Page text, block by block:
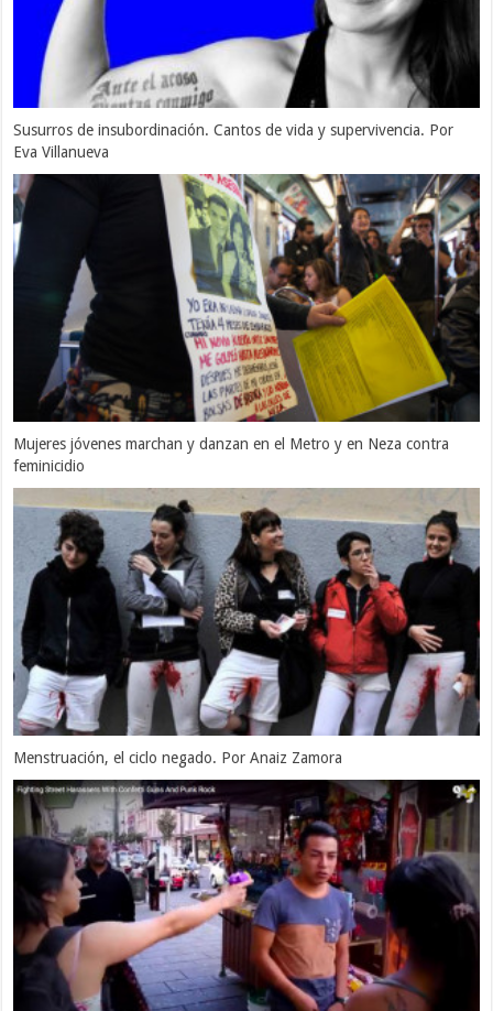
Susurros de insubordinación. Cantos de vida y supervivencia. Por
Eva Villanueva
Mujeres jóvenes marchan y danzan en el Metro y en Neza contra
feminicidio
Menstruación, el ciclo negado. Por Anaiz Zamora